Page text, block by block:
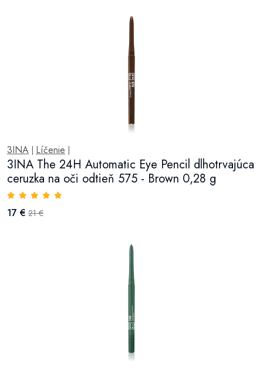
3INA Líčenie
3INA The 24H Automatic Eye Pencil dlhotrvajúca
ceruzka na oči odtieň 575 - Brown 0,28 g
17 € 21 €